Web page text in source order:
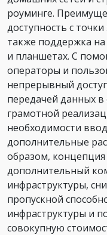
роуминге.
доступность с
также поддержка
и планшетах. С
операторы и
непрерывный
передачей данных в
грамотной
необходимости
дополнительные
образом, концепция
дополнительный
инфраструктуры,
пропускной
инфраструктуры и
совокупную